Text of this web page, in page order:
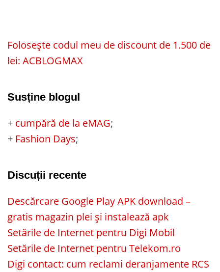
Folosește codul meu de discount de 1.500 de
lei: ACBLOGMAX
Susține blogul
+ cumpără de la eMAG;
+ Fashion Days;
Discuții recente
Descărcare Google Play APK download –
gratis magazin plei și instalează apk
Setările de Internet pentru Digi Mobil
Setările de Internet pentru Telekom.ro
Digi contact: cum reclami deranjamente RCS